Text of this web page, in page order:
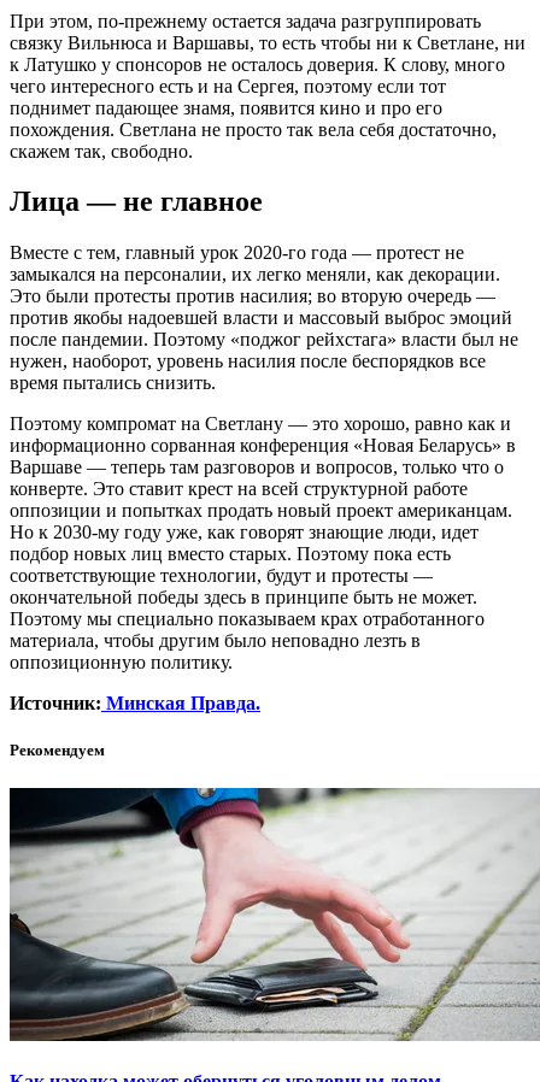
При этом, по-прежнему остается задача разгруппировать
связку Вильнюса и Варшавы, то есть чтобы ни к Светлане, ни
к Латушко у спонсоров не осталось доверия. К слову, много
чего интересного есть и на Сергея, поэтому если тот
поднимет падающее знамя, появится кино и про его
похождения. Светлана не просто так вела себя достаточно,
скажем так, свободно.
Лица — не главное
Вместе с тем, главный урок 2020-го года — протест не
замыкался на персоналии, их легко меняли, как декорации.
Это были протесты против насилия; во вторую очередь —
против якобы надоевшей власти и массовый выброс эмоций
после пандемии. Поэтому «поджог рейхстага» власти был не
нужен, наоборот, уровень насилия после беспорядков все
время пытались снизить.
Поэтому компромат на Светлану — это хорошо, равно как и
информационно сорванная конференция «Новая Беларусь» в
Варшаве — теперь там разговоров и вопросов, только что о
конверте. Это ставит крест на всей структурной работе
оппозиции и попытках продать новый проект американцам.
Но к 2030-му году уже, как говорят знающие люди, идет
подбор новых лиц вместо старых. Поэтому пока есть
соответствующие технологии, будут и протесты —
окончательной победы здесь в принципе быть не может.
Поэтому мы специально показываем крах отработанного
материала, чтобы другим было неповадно лезть в
оппозиционную политику.
Источник: Минская Правда.
Рекомендуем